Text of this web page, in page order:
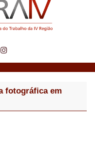
fotográfica em